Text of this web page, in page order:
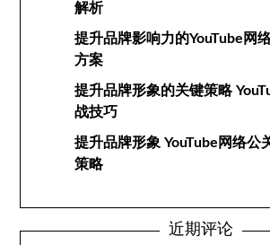
解析
提升品牌影响力的YouTube网
方案
提升品牌形象的关键策略
战技巧
提升品牌形象 YouTube网络公
策略
近期评论